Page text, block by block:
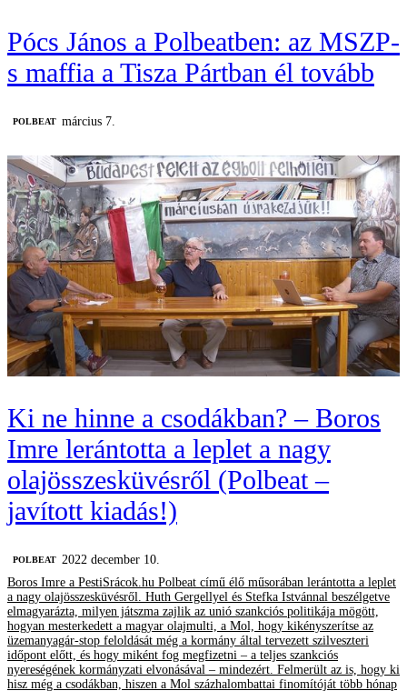
Pócs János a Polbeatben: az MSZP-
s maffia a Tisza Pártban él tovább
‎POLBEAT március 7.
Ki ne hinne a csodákban? – Boros
Imre lerántotta a leplet a nagy
olajösszesküvésről (Polbeat –
javított kiadás!)
‎POLBEAT
2022 december 10.
Boros Imre a PestiSrácok.hu Polbeat című élő műsorában lerántotta a leplet
a nagy olajösszesküvésről. Huth Gergellyel és Stefka Istvánnal beszélgetve
elmagyarázta, milyen játszma zajlik az unió szankciós politikája mögött,
hogyan mesterkedett a magyar olajmulti, a Mol, hogy kikényszerítse az
üzemanyagár-stop feloldását még a kormány által tervezett szilveszteri
időpont előtt, és hogy miként fog megfizetni – a teljes szankciós
nyereségének kormányzati elvonásával – mindezért. Felmerült az is, hogy ki
hisz még a csodákban, hiszen a Mol százhalombattai finomítóját több hónap